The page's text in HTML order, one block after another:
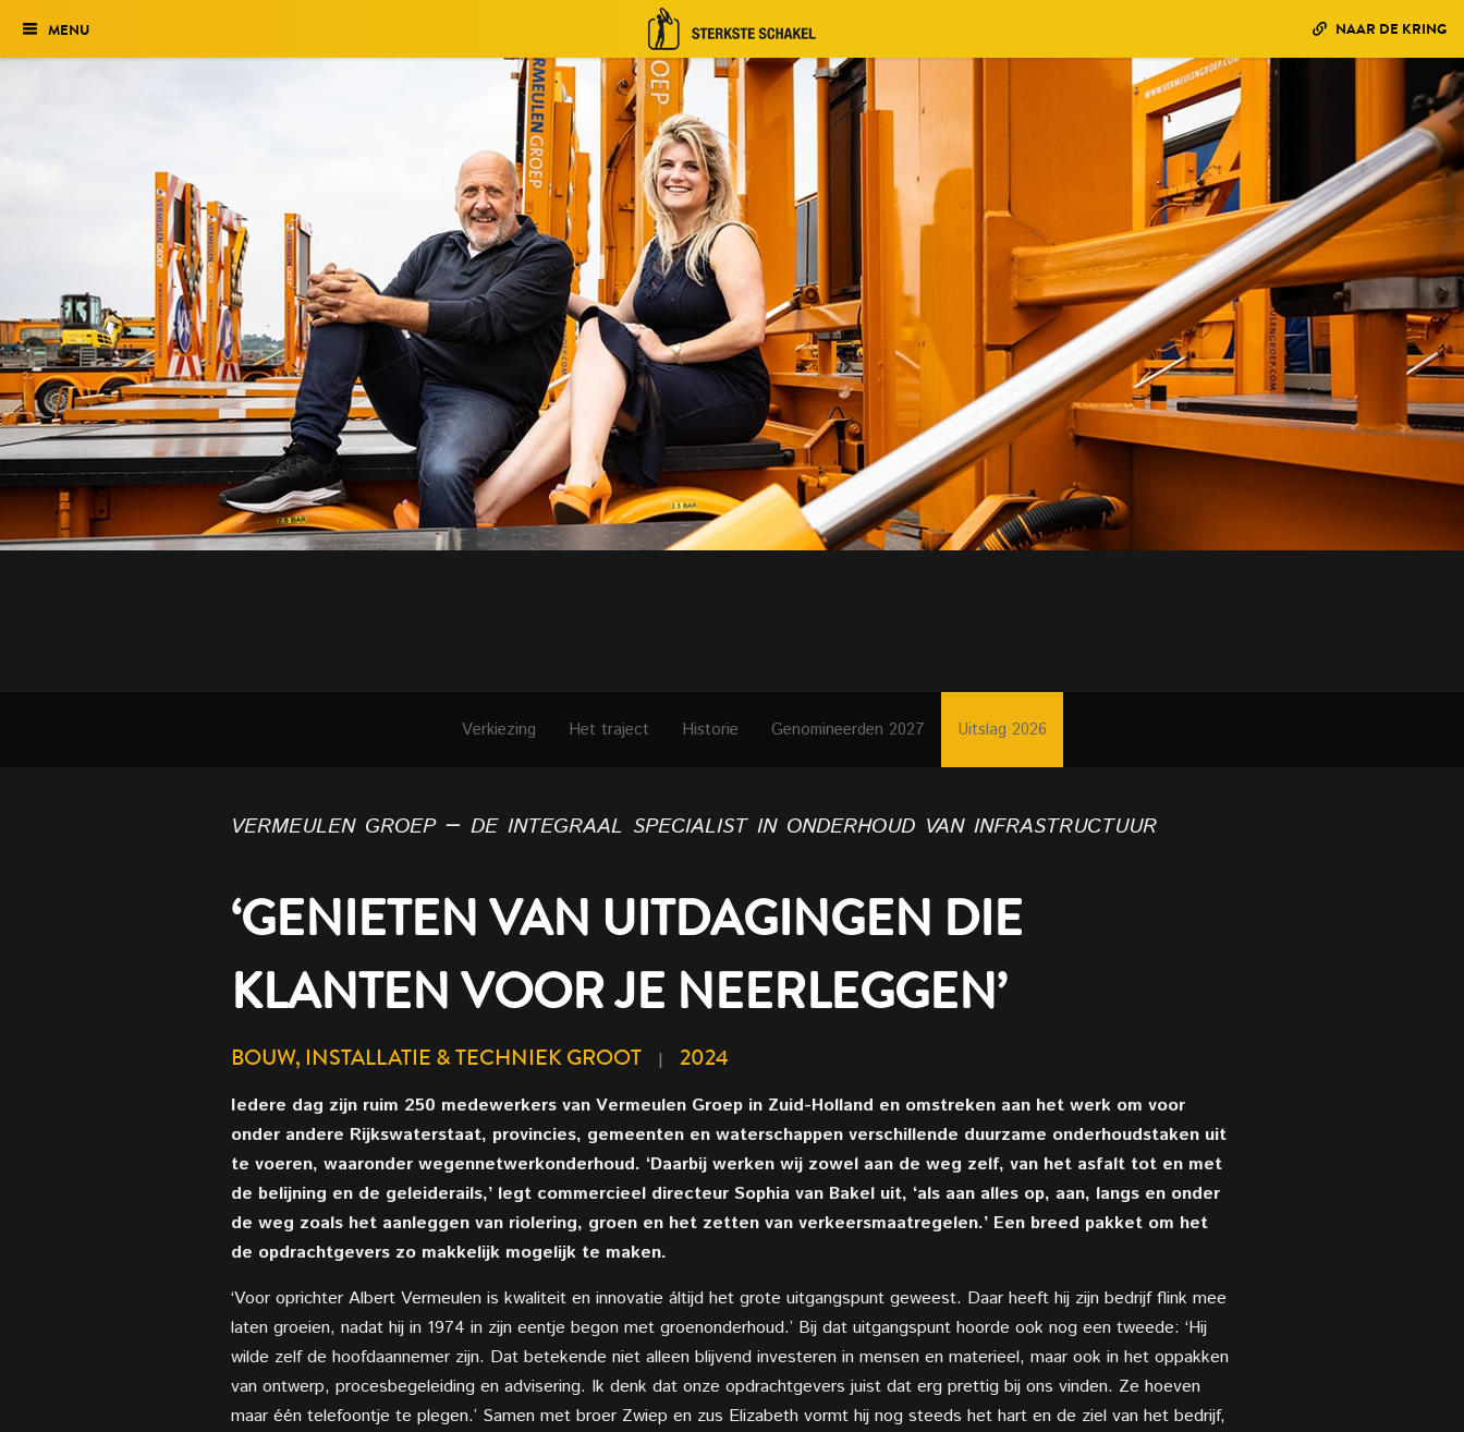
Genomineerden 2027
Uitslag 2026
MENU NAAR DE KRING
Verkiezing Het traject Historie Genomineerden 2027 Uitslag 2026
vermeulen groep – de integraal specialist in onderhoud van infrastructuur
‘GENIETEN VAN UITDAGINGEN DIE
KLANTEN VOOR JE NEERLEGGEN’
BOUW, INSTALLATIE & TECHNIEK GROOT | 2024
Iedere dag zijn ruim 250 medewerkers van Vermeulen Groep in Zuid-Holland en omstreken aan het werk om voor
onder andere Rijkswaterstaat, provincies, gemeenten en waterschappen verschillende duurzame onderhoudstaken uit
te voeren, waaronder wegennetwerkonderhoud. ‘Daarbij werken wij zowel aan de weg zelf, van het asfalt tot en met
de belijning en de geleiderails,’ legt commercieel directeur Sophia van Bakel uit, ‘als aan alles op, aan, langs en onder
de weg zoals het aanleggen van riolering, groen en het zetten van verkeersmaatregelen.’ Een breed pakket om het
de opdrachtgevers zo makkelijk mogelijk te maken.
‘Voor oprichter Albert Vermeulen is kwaliteit en innovatie áltijd het grote uitgangspunt geweest. Daar heeft hij zijn bedrijf flink mee
laten groeien, nadat hij in 1974 in zijn eentje begon met groenonderhoud.’ Bij dat uitgangspunt hoorde ook nog een tweede: ‘Hij
wilde zelf de hoofdaannemer zijn. Dat betekende niet alleen blijvend investeren in mensen en materieel, maar ook in het oppakken
van ontwerp, procesbegeleiding en advisering. Ik denk dat onze opdrachtgevers juist dat erg prettig bij ons vinden. Ze hoeven
maar één telefoontje te plegen.’ Samen met broer Zwiep en zus Elizabeth vormt hij nog steeds het hart en de ziel van het bedrijf,